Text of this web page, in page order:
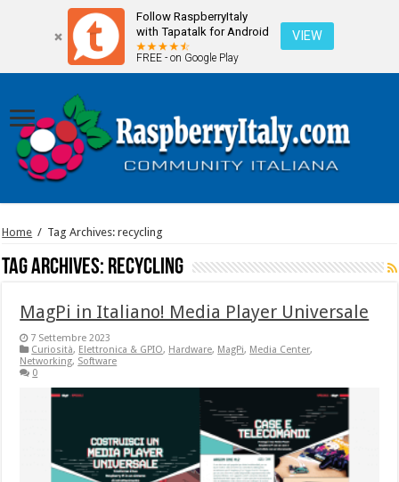
Follow RaspberryItaly
with Tapatalk for Android
FREE - on Google Play
VIEW
Home / Tag Archives: recycling
Tag Archives: recycling
MagPi in Italiano! Media Player Universale
7 Settembre 2023
Curiosità, Elettronica & GPIO, Hardware, MagPi, Media Center,
Networking, Software
0